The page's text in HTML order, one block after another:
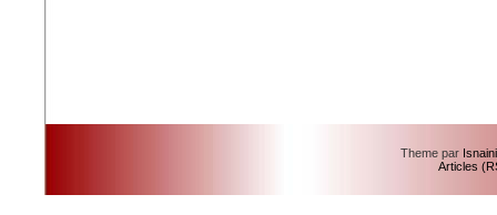
Theme par
Articles